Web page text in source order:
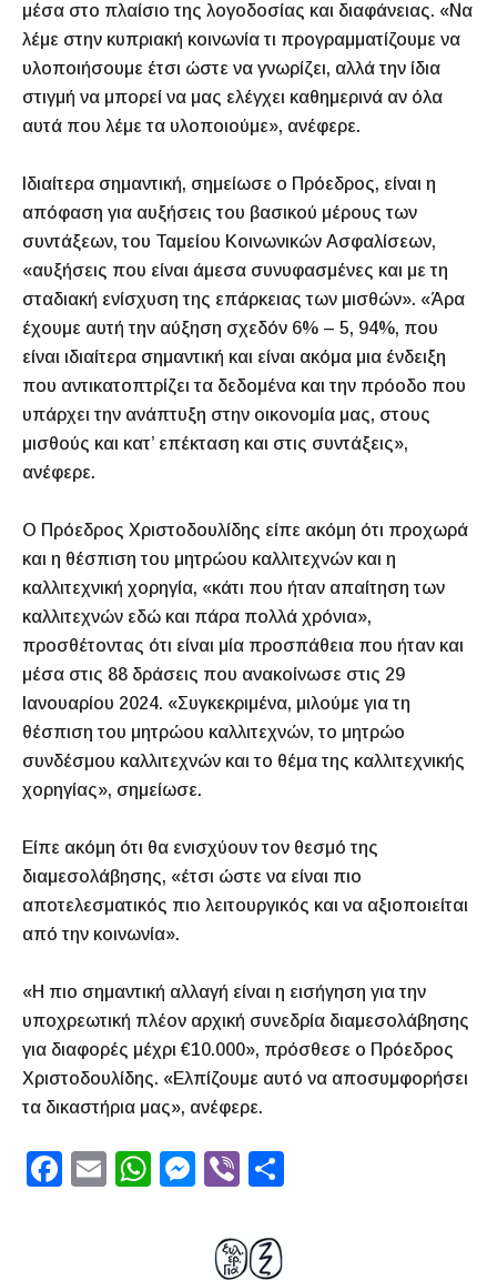
μέσα στο πλαίσιο της λογοδοσίας και διαφάνειας. «Να
λέμε στην κυπριακή κοινωνία τι προγραμματίζουμε να
υλοποιήσουμε έτσι ώστε να γνωρίζει, αλλά την ίδια
στιγμή να μπορεί να μας ελέγχει καθημερινά αν όλα
αυτά που λέμε τα υλοποιούμε», ανέφερε.
Ιδιαίτερα σημαντική, σημείωσε ο Πρόεδρος, είναι η
απόφαση για αυξήσεις του βασικού μέρους των
συντάξεων, του Ταμείου Κοινωνικών Ασφαλίσεων,
«αυξήσεις που είναι άμεσα συνυφασμένες και με τη
σταδιακή ενίσχυση της επάρκειας των μισθών». «Άρα
έχουμε αυτή την αύξηση σχεδόν 6% – 5, 94%, που
είναι ιδιαίτερα σημαντική και είναι ακόμα μια ένδειξη
που αντικατοπτρίζει τα δεδομένα και την πρόοδο που
υπάρχει την ανάπτυξη στην οικονομία μας, στους
μισθούς και κατ’ επέκταση και στις συντάξεις»,
ανέφερε.
Ο Πρόεδρος Χριστοδουλίδης είπε ακόμη ότι προχωρά
και η θέσπιση του μητρώου καλλιτεχνών και η
καλλιτεχνική χορηγία, «κάτι που ήταν απαίτηση των
καλλιτεχνών εδώ και πάρα πολλά χρόνια»,
προσθέτοντας ότι είναι μία προσπάθεια που ήταν και
μέσα στις 88 δράσεις που ανακοίνωσε στις 29
Ιανουαρίου 2024. «Συγκεκριμένα, μιλούμε για τη
θέσπιση του μητρώου καλλιτεχνών, το μητρώο
συνδέσμου καλλιτεχνών και το θέμα της καλλιτεχνικής
χορηγίας», σημείωσε.
Είπε ακόμη ότι θα ενισχύουν τον θεσμό της
διαμεσολάβησης, «έτσι ώστε να είναι πιο
αποτελεσματικός πιο λειτουργικός και να αξιοποιείται
από την κοινωνία».
«Η πιο σημαντική αλλαγή είναι η εισήγηση για την
υποχρεωτική πλέον αρχική συνεδρία διαμεσολάβησης
για διαφορές μέχρι €10.000», πρόσθεσε ο Πρόεδρος
Χριστοδουλίδης. «Ελπίζουμε αυτό να αποσυμφορήσει
τα δικαστήρια μας», ανέφερε.
F
E
W
M
Vi
er